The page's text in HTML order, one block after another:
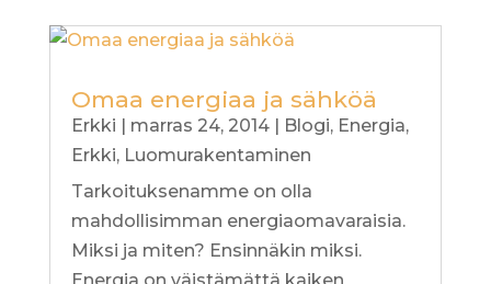
Omaa energiaa ja sähköä
Erkki | marras 24, 2014| Blogi, Energia,
Erkki, Luomurakentaminen
Tarkoituksenamme on olla
mahdollisimman energiaomavaraisia.
Miksi ja miten? Ensinnäkin miksi.